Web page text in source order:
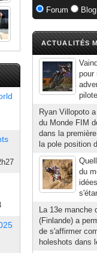
Forum
ACTUALITÉS
pour
Ryan Villopoto
du Monde FIM
dans la
la pole position
du
La 13e manche
(Finlande) a
de s'affirmer
holeshots dans